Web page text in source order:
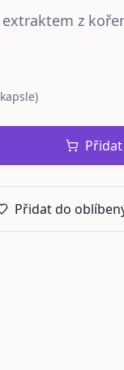
z
)
Přidat do